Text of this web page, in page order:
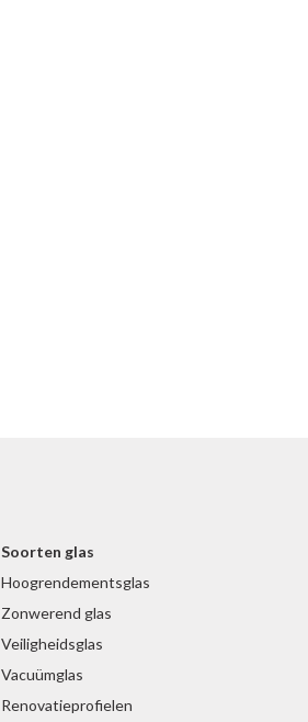
Soorten glas
Hoogrendementsglas
Zonwerend glas
Veiligheidsglas
Vacuümglas
Renovatieprofielen